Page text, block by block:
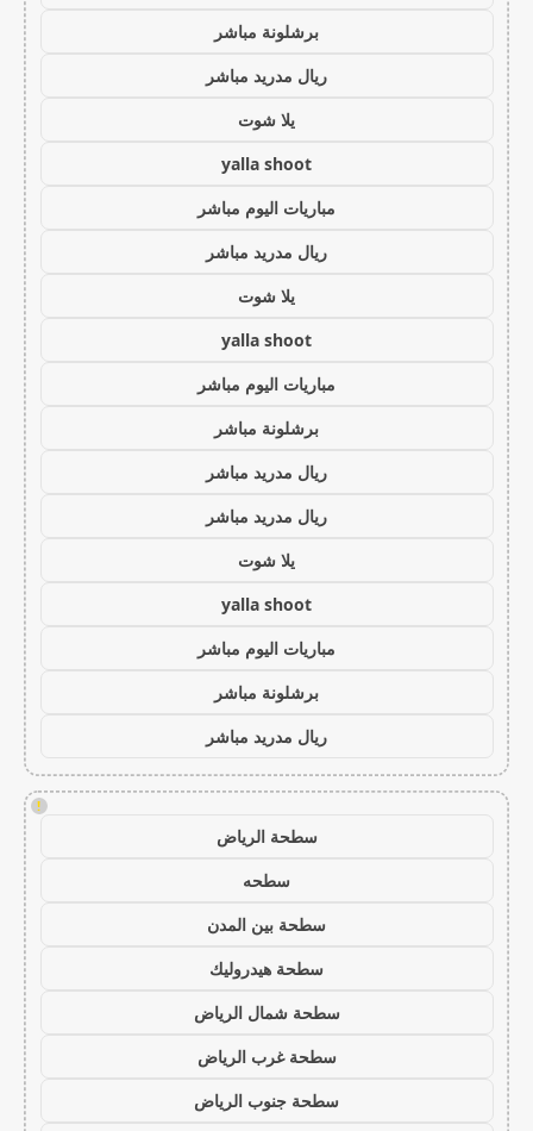
برشلونة مباشر
ريال مدريد مباشر
يلا شوت
yalla shoot
مباريات اليوم مباشر
ريال مدريد مباشر
يلا شوت
yalla shoot
مباريات اليوم مباشر
برشلونة مباشر
ريال مدريد مباشر
ريال مدريد مباشر
يلا شوت
yalla shoot
مباريات اليوم مباشر
برشلونة مباشر
ريال مدريد مباشر
!
سطحة الرياض
سطحه
سطحة بين المدن
سطحة هيدروليك
سطحة شمال الرياض
سطحة غرب الرياض
سطحة جنوب الرياض